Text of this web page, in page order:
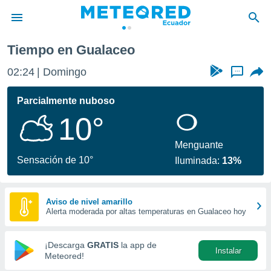
de
ha
que se
calidad.
a este
las
y
forma
digital
basada
Tiempo en Gualaceo
02:24 Domingo ...
Parcialmente nuboso
10°
Sensación de 10°
Menguante
Iluminada: 13%
Aviso de nivel amarillo
Alerta moderada por altas temperaturas en Gualaceo hoy
¡Descarga GRATIS la app de
Meteored!
Instalar